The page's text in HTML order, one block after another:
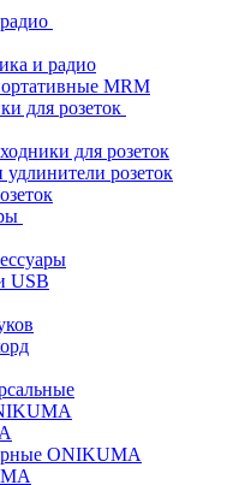
и радио
MRM
для розеток
для розеток
розеток
USB
ONIKUMA